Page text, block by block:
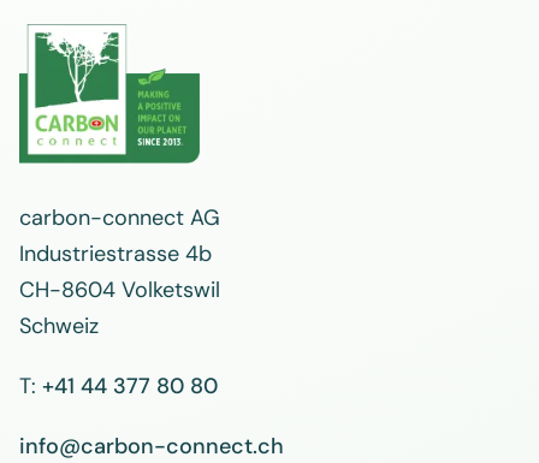
carbon-connect AG
Industriestrasse 4b
CH-8604 Volketswil
Schweiz
T: +41 44 377 80 80
info@carbon-connect.ch